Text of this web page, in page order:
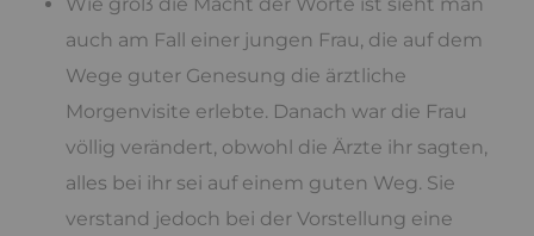
auch am Fall einer jungen Frau, die auf dem
Wege guter Genesung die ärztliche
Morgenvisite erlebte. Danach war die Frau
völlig verändert, obwohl die Ärzte ihr sagten,
alles bei ihr sei auf einem guten Weg. Sie
verstand jedoch bei der Vorstellung eine